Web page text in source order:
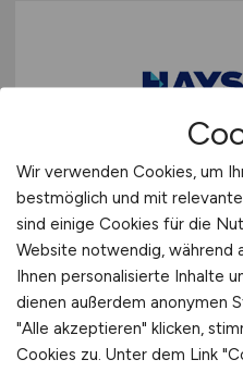
Area Manager
Controlling(m/
20.04.2026
Kassel
Wir verwenden Cookies, um
bestmöglich und mit
sind einige Cookies für die
Website notwendig, während
Ihnen personalisierte Inhalte
dienen außerdem anonymen
"Alle akzeptieren" klicken,
Cookies zu. Unter dem Link